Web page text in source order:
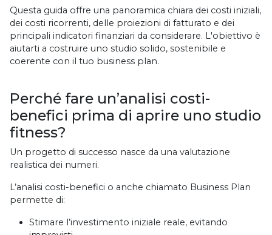
Questa guida offre una panoramica chiara dei costi iniziali,
dei costi ricorrenti, delle proiezioni di fatturato e dei
principali indicatori finanziari da considerare. L'obiettivo è
aiutarti a costruire uno studio solido, sostenibile e
coerente con il tuo business plan.
Perché fare un’analisi costi-
benefici prima di aprire uno studio
fitness?
Un progetto di successo nasce da una valutazione
realistica dei numeri.
L’analisi costi-benefici o anche chiamato Business Plan
permette di:
Stimare l’investimento iniziale reale, evitando